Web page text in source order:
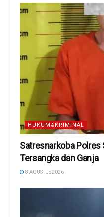
HUKUM&KRIMINAL
Satresnarkoba Polres
Tersangka dan Ganja
8 AGUSTUS 2026